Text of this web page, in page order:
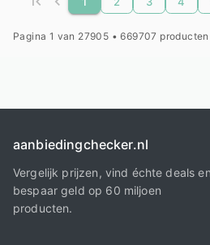
Pagina 1 van 27905 • 669707 producten
aanbiedingchecker.nl
Vergelijk prijzen, vind échte deals en
bespaar geld op 60 miljoen
producten.